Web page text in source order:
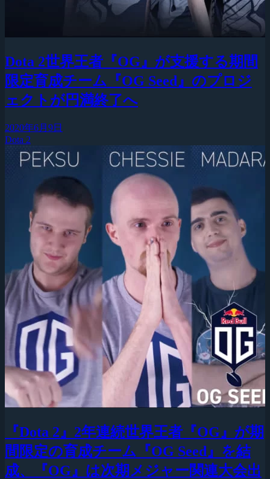
Dota 2世界王者『OG』が支援する期間
限定育成チーム『OG Seed』のプロジ
ェクトが円満終了へ
2020年6月9日
Dota 2
『Dota 2』2年連続世界王者『OG』が期
間限定の育成チーム『OG Seed』を結
成、『OG』は次期メジャー関連大会出